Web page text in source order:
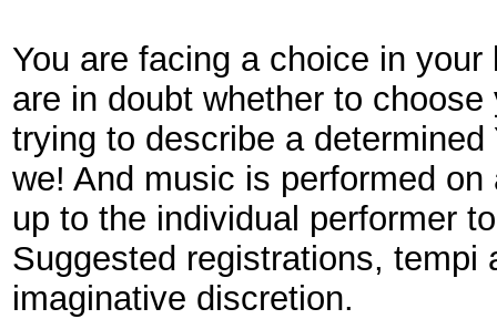
You are facing a choice in
are in doubt whether to
trying to describe a
we! And music is performed
up to the individual performer
Suggested registrations, tempi
imaginative discretion.